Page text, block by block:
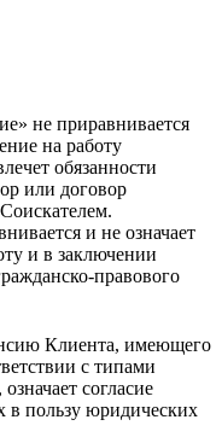
не приравнивается
на работу
обязанности
или договор
и не означает
и в заключении
правового
Клиента, имеющего
с типами
, означает согласие
в пользу юридических